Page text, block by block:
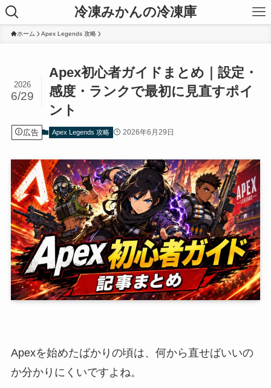
冷凍みかんの冷凍庫
ホーム Apex Legends 攻略
Apex初心者ガイドまとめ｜設定・
感度・ランクで最初に見直すポイ
ント
2026
6/29
広告 Apex Legends 攻略 2026年6月29日
Apexを始めたばかりの頃は、何から直せばいいの
か分かりにくいですよね。